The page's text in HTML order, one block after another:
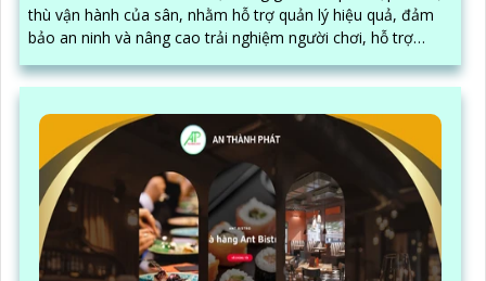
thù vận hành của sân, nhằm hỗ trợ quản lý hiệu quả, đảm
bảo an ninh và nâng cao trải nghiệm người chơi, hỗ trợ
check var , bảng điểm online , livestream youtube facebook